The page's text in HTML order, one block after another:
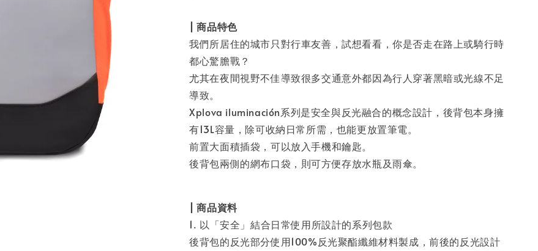
| 商品特色
我們所居住的城市只對行車友善，試想看看，你是否走在路上或騎行時
都心驚膽戰？
尤其在夜間視野不佳導致很多交通意外都因為行人穿著黑暗或光線不足
導致。
Xplova iluminación系列是安全與反光融合的概念設計，後背包本身擁
有13L容量，除可收納日常所需，也能更放置筆電。
前置大面積插袋，可以放入手機和鑰匙。
後背包兩側的網布口袋，則可方便存放水瓶及雨傘。
| 商品資料
1. 以「安全」結合日常使用所設計的系列包款
後背包的反光部分使用100%反光聚酯纖維材料製成，前後的反光設計